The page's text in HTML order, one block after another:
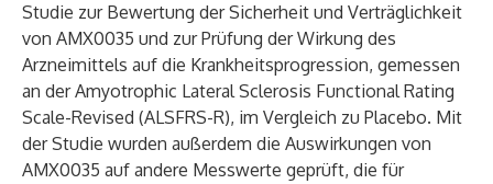
Studie zur Bewertung der Sicherheit und Verträglichkeit
von AMX0035 und zur Prüfung der Wirkung des
Arzneimittels auf die Krankheitsprogression, gemessen
an der Amyotrophic Lateral Sclerosis Functional Rating
Scale-Revised (ALSFRS-R), im Vergleich zu Placebo. Mit
der Studie wurden außerdem die Auswirkungen von
AMX0035 auf andere Messwerte geprüft, die für